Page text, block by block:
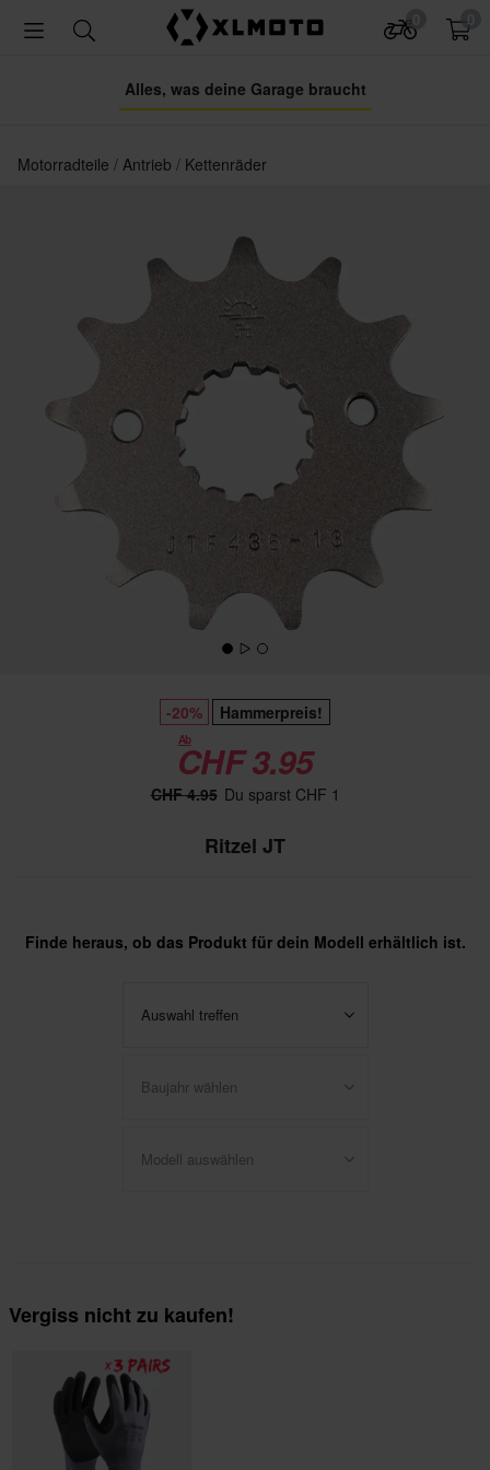
Alles, was deine Garage braucht
Motorradteile Antrieb Kettenräder
-20% Hammerpreis!
Ab
CHF 3.95
CHF 4.95 Du sparst CHF 1
Ritzel JT
Finde heraus, ob das Produkt für dein Modell erhältlich ist.
Auswahl treffen
Baujahr wählen
Modell auswählen
Vergiss nicht zu kaufen!